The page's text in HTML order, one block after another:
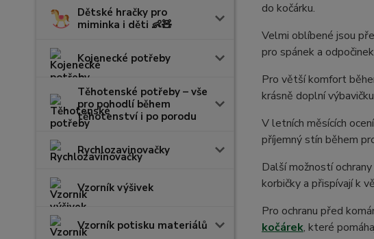
Dětské hračky pro
miminka i děti 👶🧸
Kojenecké potřeby
Těhotenské potřeby – vše
pro pohodlí během
těhotenství i po porodu
Rychlozavinovačky
Vzorník výšivek
Vzorník potisku materiálů
do kočárku.
Velmi oblíbené jsou
pro spánek a
Pro větší komfort
krásně doplní
V letních měsících
příjemný stín během
Další možností
korbičky a přispívají k
Pro ochranu před
kočárek, které